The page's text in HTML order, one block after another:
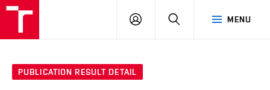
MENU
LOG
SEARCH
PUBLICATION RESULT DETAIL